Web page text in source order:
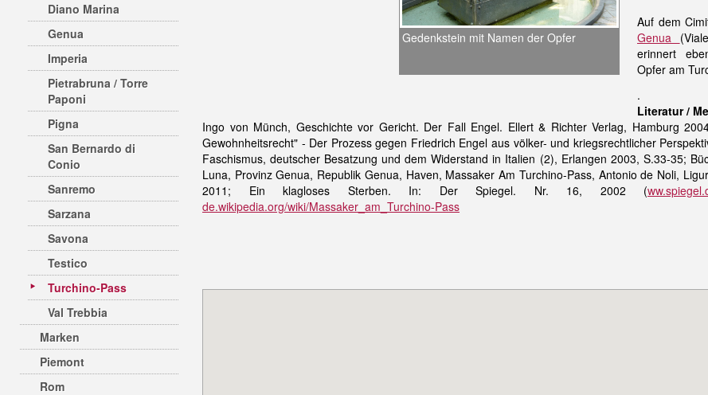
Diano Marina
Genua
Imperia
Pietrabruna / Torre
Paponi
Pigna
San Bernardo di
Conio
Sanremo
Sarzana
Savona
Testico
Turchino-Pass
Val Trebbia
Marken
Piemont
Rom
Gedenkstein mit Namen der Opfer
Auf dem
Genua
erinnert
Opfer am
.
Literatur /
Ingo von Münch, Geschichte vor Gericht. Der Fall Engel. Ellert & Richter Verlag, Hamburg
Gewohnheitsrecht" - Der Prozess gegen Friedrich Engel aus völker- und kriegsrechtlicher
Faschismus, deutscher Besatzung und dem Widerstand in Italien (2), Erlangen 2003, S.33-35;
Luna, Provinz Genua, Republik Genua, Haven, Massaker Am Turchino-Pass, Antonio de Noli,
2011; Ein klagloses Sterben. In: Der Spiegel. Nr. 16, 2002 (
de.wikipedia.org/wiki/Massaker_am_Turchino-Pass